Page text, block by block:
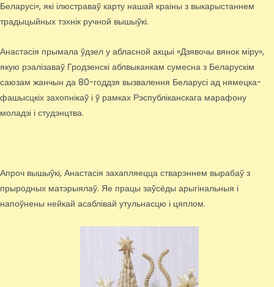
Беларусі», які ілюстраваў карту нашай краіны з выкарыстаннем
традыцыйных тэхнік ручной вышыўкі.
Анастасія прымала ўдзел у абласной акцыі «Дзявочы вянок міру»,
якую рэалізаваў Гродзенскі аблвыканкам сумесна з Беларускім
саюзам жанчын да 80-годдзя вызвалення Беларусі ад нямецка-
фашысцкіх захопнікаў і ў рамках Рэспубліканскага марафону
моладзі і студэнцтва.
Апроч вышыўкі, Анастасія захапляецца стварэннем вырабаў з
прыродных матэрыялаў. Яе працы заўсёды арыгінальныя і
напоўнены нейкай асаблівай утульнасцю і цяплом.